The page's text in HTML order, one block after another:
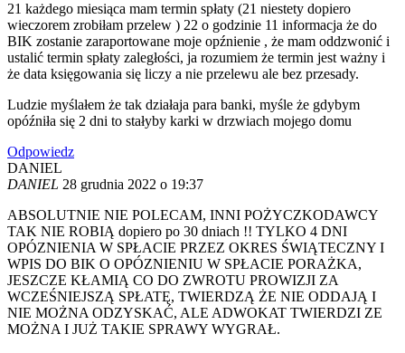
21 każdego miesiąca mam termin spłaty (21 niestety dopiero
wieczorem zrobiłam przelew ) 22 o godzinie 11 informacja że do
BIK zostanie zaraportowane moje opźnienie , że mam oddzwonić i
ustalić termin spłaty zaległości, ja rozumiem że termin jest ważny i
że data księgowania się liczy a nie przelewu ale bez przesady.
Ludzie myślałem że tak działaja para banki, myśle że gdybym
opóźniła się 2 dni to stałyby karki w drzwiach mojego domu
Odpowiedz
DANIEL
DANIEL 28 grudnia 2022 o 19:37
ABSOLUTNIE NIE POLECAM, INNI POŻYCZKODAWCY
TAK NIE ROBIĄ dopiero po 30 dniach !! TYLKO 4 DNI
OPÓZNIENIA W SPŁACIE PRZEZ OKRES ŚWIĄTECZNY I
WPIS DO BIK O OPÓZNIENIU W SPŁACIE PORAŻKA,
JESZCZE KŁAMIĄ CO DO ZWROTU PROWIZJI ZA
WCZEŚNIEJSZĄ SPŁATĘ, TWIERDZĄ ŻE NIE ODDAJĄ I
NIE MOŻNA ODZYSKAĆ, ALE ADWOKAT TWIERDZI ZE
MOŻNA I JUŻ TAKIE SPRAWY WYGRAŁ.